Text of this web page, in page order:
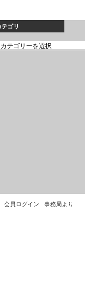
テゴリ
会員ログイン 事務局より